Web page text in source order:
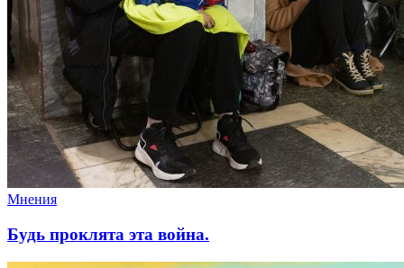
Мнения
Будь проклята эта война.